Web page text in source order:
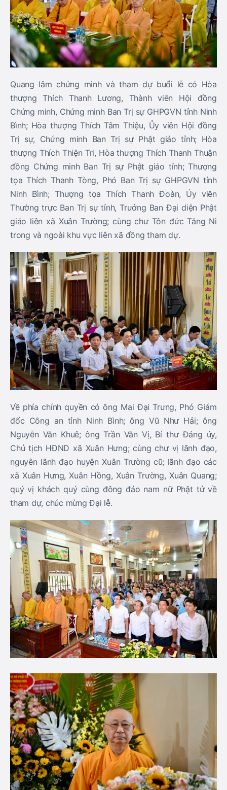
Quang lâm chứng minh và tham dự buổi lễ có Hòa
thượngThích Thanh Lương, Thành viên Hội đồng
Chứng minh, Chứng minh Ban Trị sự GHPGVN tỉnh Ninh
Bình; Hòa thượngThích Tâm Thiệu, Ủy viên Hội đồng
Trị sự, Chứng minh Ban Trị sự Phật giáo tỉnh; Hòa
thượng Thích Thiện Tri, Hòa thượngThích Thanh Thuận
đồng Chứng minh Ban Trị sự Phật giáo tỉnh; Thượng
tọaThích Thanh Tòng, Phó Ban Trị sự GHPGVN tỉnh
Ninh Bình; Thượng tọaThích Thanh Đoàn, Ủy viên
Thường trực Ban Trị sự tỉnh, Trưởng Ban Đại diện Phật
giáo liên xã Xuân Trường; cùng chư Tôn đức Tăng Ni
trong và ngoài khu vực liên xã đồng tham dự.
Về phía chính quyền có ông Mai Đại Trưng, Phó Giám
đốc Công an tỉnh Ninh Bình; ông Vũ Như Hải; ông
Nguyễn Văn Khuê; ôngTrần Văn Vị, Bí thư Đảng ủy,
Chủ tịch HĐND xã Xuân Hưng; cùng chư vị lãnh đạo,
nguyên lãnh đạo huyện Xuân Trường cũ; lãnh đạo các
xã Xuân Hưng, Xuân Hồng, Xuân Trường, Xuân Quang;
quý vị khách quý cùng đông đảo nam nữ Phật tử về
tham dự, chúc mừng Đại lễ.